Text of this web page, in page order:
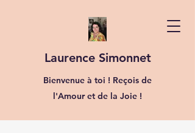
Laurence Simonnet
Bienvenue à toi ! Reçois de
l'Amour et de la Joie !